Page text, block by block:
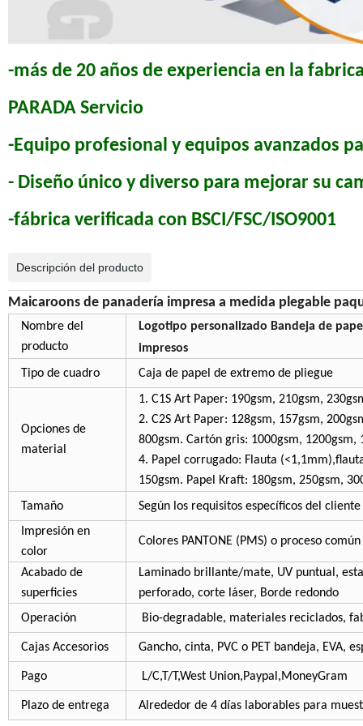
-más de 20 años de experiencia en la
PARADA Servicio
-Equipo profesional y equipos avanzados
- Diseño único y diverso para mejorar su
-fábrica verificada con BSCI/FSC/ISO9001
Descripción del producto
Maicaroons de panadería impresa a medida plegable
Nombre del
producto
Logotipo personalizado Bandeja de
impresos
Tipo de cuadro
Caja de papel de extremo de pliegue
Opciones de
material
1. C1S Art Paper: 190gsm, 210gsm,
2. C2S Art Paper: 128gsm, 157gsm,
800gsm. Cartón gris: 1000gsm, 1200gsm,
4. Papel corrugado: Flauta
150gsm. Papel Kraft: 180gsm, 250gsm,
Tamaño
Según los requisitos específicos del cliente
Impresión en
color
Colores PANTONE (PMS) o proceso
Acabado de
superficies
Laminado brillante/mate, UV puntual,
perforado, corte láser, Borde redondo
Operación
Bio-degradable, materiales reciclados,
Cajas Accesorios Gancho, cinta, PVC o PET bandeja, EVA,
Pago L/C,T/T,West Union,Paypal,MoneyGram
Plazo de entrega Alrededor de 4 días laborables para